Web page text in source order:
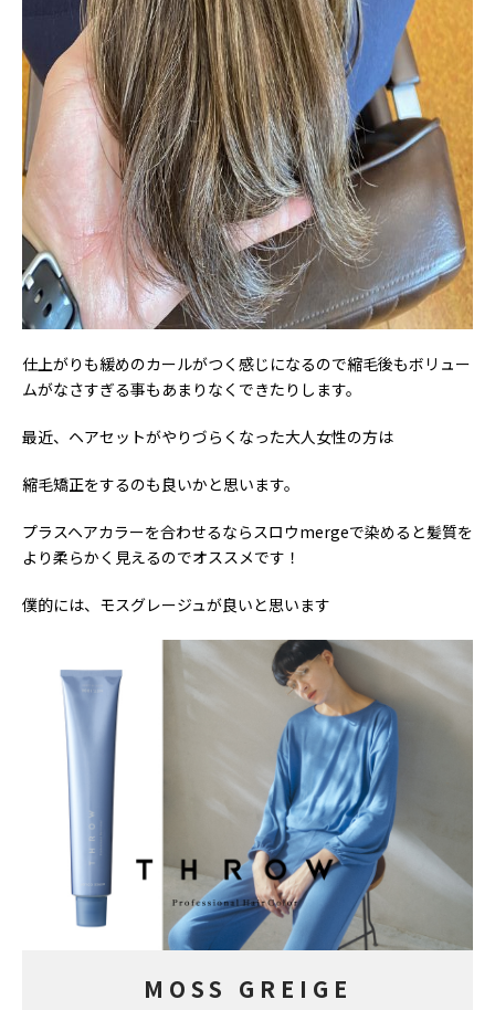
仕上がりも緩めのカールがつく感じになるので縮毛後もボリュー
ムがなさすぎる事もあまりなくできたりします。
最近、ヘアセットがやりづらくなった大人女性の方は
縮毛矯正をするのも良いかと思います。
プラスヘアカラーを合わせるならスロウmergeで染めると髪質を
より柔らかく見えるのでオススメです！
僕的には、モスグレージュが良いと思います
MOSS GREIGE